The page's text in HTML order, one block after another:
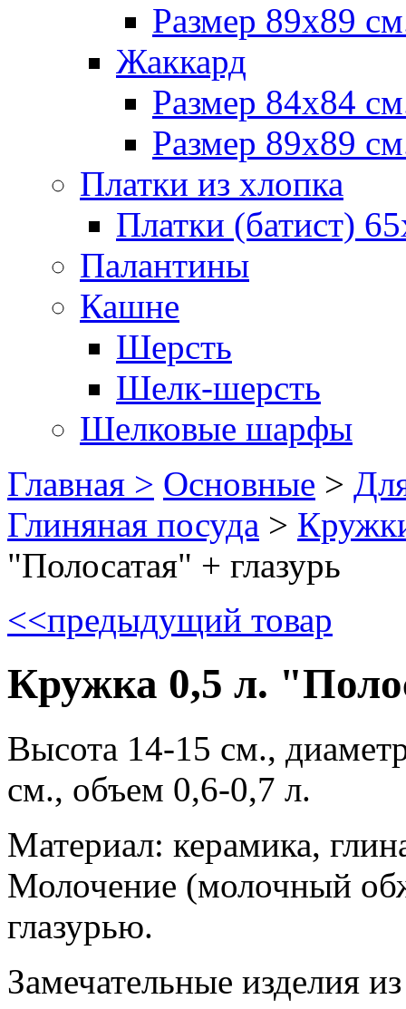
Размер 89х89
Жаккард
Размер 84х84
Размер 89х89
Платки из хлопка
Платки (батист)
Палантины
Кашне
Шерсть
Шелк-шерсть
Шелковые шарфы
Главная > Основные >
Глиняная посуда >
"Полосатая" + глазурь
<<предыдущий товар
Кружка 0,5 л.
Высота 14-15 см.,
см., объем 0,6-0,7 л.
Материал: керамика,
Молочение (молочный
глазурью.
Замечательные изделия